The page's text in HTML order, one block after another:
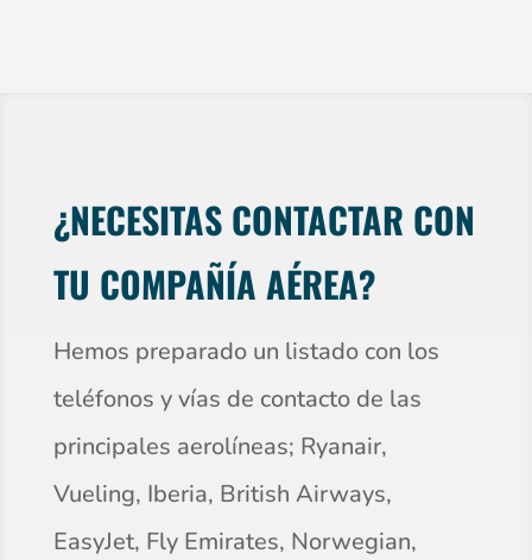
¿NECESITAS CONTACTAR CON
TU COMPAÑÍA AÉREA?
Hemos preparado un listado con los
teléfonos y vías de contacto de las
principales aerolíneas; Ryanair,
Vueling, Iberia, British Airways,
EasyJet, Fly Emirates, Norwegian,